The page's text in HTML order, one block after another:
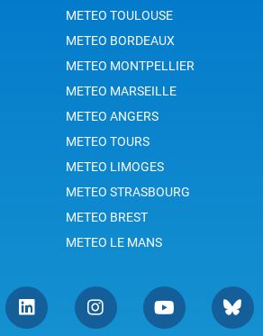
METEO TOULOUSE
METEO BORDEAUX
METEO MONTPELLIER
METEO MARSEILLE
METEO ANGERS
METEO TOURS
METEO LIMOGES
METEO STRASBOURG
METEO BREST
METEO LE MANS